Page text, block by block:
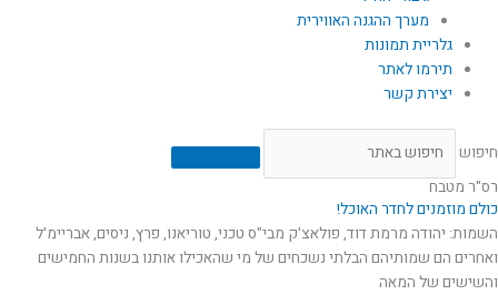
מערך ההגנה האווירית
גלריית תמונות
תירמו לאתר
יצירת קשר
חיפוש
רס"ר מטבח
כולם מוזמנים לחדר האוכל!
השמות: יהודה מרמת דוד, פולאצ'ק מבי"ס טכני, טוריאנו, פרץ, ניסים, אבריימ'ל
ואחרים הם שמותיהם הבלתי נשכחים של מי שהאכילו אותנו בשנות החמישים
והשישים של המאה